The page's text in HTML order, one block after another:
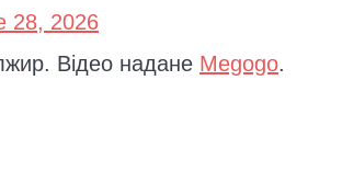
28, 2026
Відео надане Megogo.